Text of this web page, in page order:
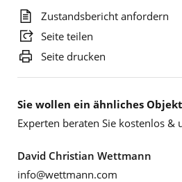
Zustandsbericht anfordern
Seite teilen
Seite drucken
Sie wollen ein ähnliches
Experten beraten Sie kostenlos &
David Christian Wettmann
info@wettmann.com